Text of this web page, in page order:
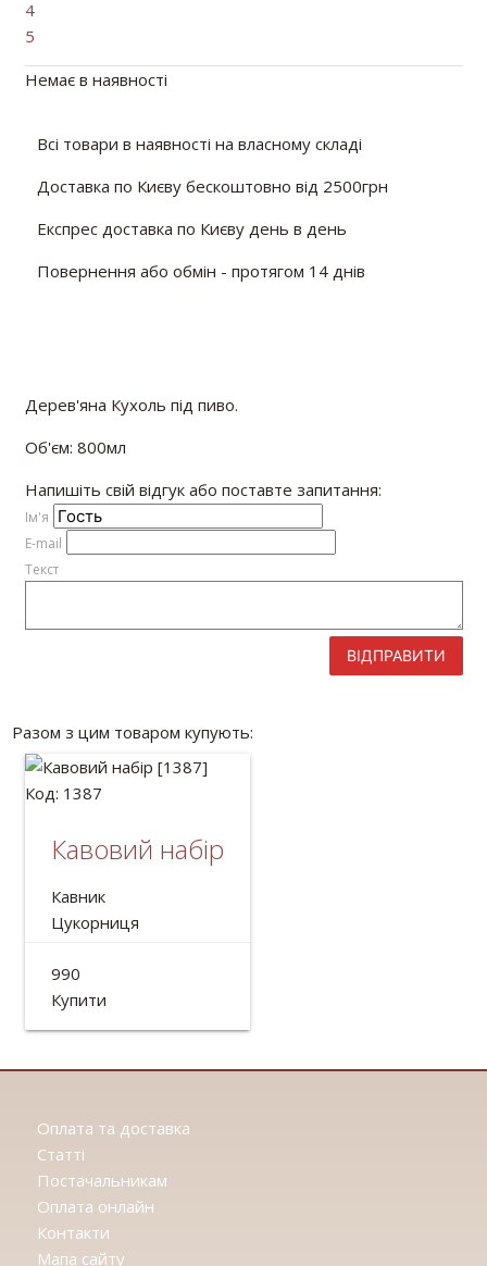
4
5
Немає в наявності
Всі товари в наявності на власному складі
Доставка по Києву бескоштовно від 2500грн
Експрес доставка по Києву день в день
Повернення або обмін - протягом 14 днів
Дерев'яна Кухоль під пиво.
Об'єм: 800мл
Напишіть свій відгук або поставте запитання:
Iм'я
E-mail
Текст
ВІДПРАВИТИ
Разом з цим товаром купують:
Код: 1387
Кавовий набір
Кавник
Цукорниця
2 чашки
990
Купити
Оплата та доставка
Статтi
Постачальникам
Оплата онлайн
Контакти
Мапа сайту